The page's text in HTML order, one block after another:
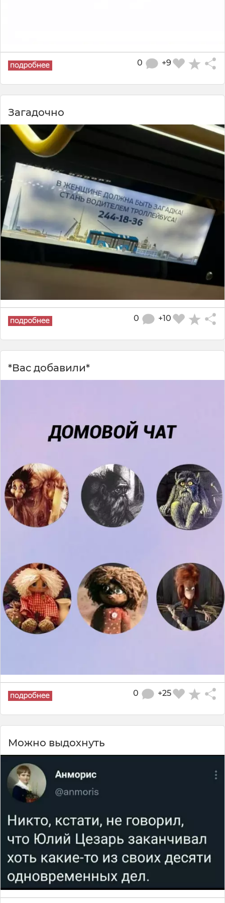
+9
0
Загадочно
+10
0
*Вас добавили*
+25
0
Можно выдохнуть